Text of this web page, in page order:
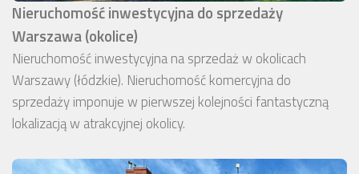
Nieruchomość inwestycyjna do sprzedaży
Warszawa (okolice)
Nieruchomość inwestycyjna na sprzedaż w okolicach
Warszawy (łódzkie). Nieruchomość komercyjna do
sprzedaży imponuje w pierwszej kolejności fantastyczną
lokalizacją w atrakcyjnej okolicy.